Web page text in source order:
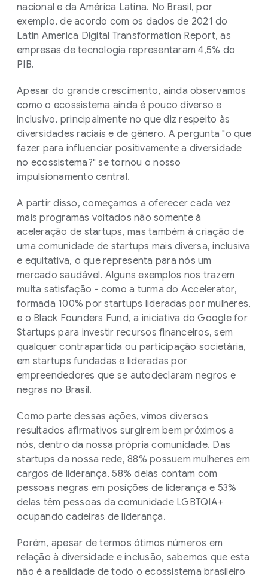
nacional e da América Latina. No Brasil, por
exemplo, de acordo com os dados de 2021 do
Latin America Digital Transformation Report, as
empresas de tecnologia representaram 4,5% do
PIB.
Apesar do grande crescimento, ainda observamos
como o ecossistema ainda é pouco diverso e
inclusivo, principalmente no que diz respeito às
diversidades raciais e de gênero. A pergunta "o que
fazer para influenciar positivamente a diversidade
no ecossistema?" se tornou o nosso
impulsionamento central.
A partir disso, começamos a oferecer cada vez
mais programas voltados não somente à
aceleração de startups, mas também à criação de
uma comunidade de startups mais diversa, inclusiva
e equitativa, o que representa para nós um
mercado saudável. Alguns exemplos nos trazem
muita satisfação - como a turma do Accelerator,
formada 100% por startups lideradas por mulheres,
e o Black Founders Fund, a iniciativa do Google for
Startups para investir recursos financeiros, sem
qualquer contrapartida ou participação societária,
em startups fundadas e lideradas por
empreendedores que se autodeclaram negros e
negras no Brasil.
Como parte dessas ações, vimos diversos
resultados afirmativos surgirem bem próximos a
nós, dentro da nossa própria comunidade. Das
startups da nossa rede, 88% possuem mulheres em
cargos de liderança, 58% delas contam com
pessoas negras em posições de liderança e 53%
delas têm pessoas da comunidade LGBTQIA+
ocupando cadeiras de liderança.
Porém, apesar de termos ótimos números em
relação à diversidade e inclusão, sabemos que esta
não é a realidade de todo o ecossistema brasileiro